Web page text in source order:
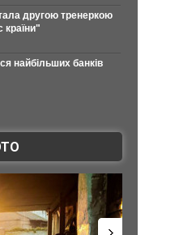
другою тренеркою
країни"
найбільших банків